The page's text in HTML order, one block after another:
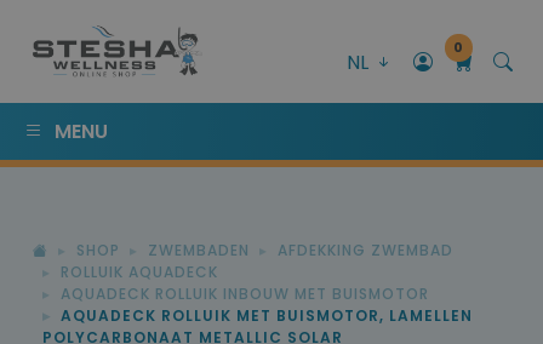
NL
0
MENU
SHOP ZWEMBADEN
AFDEKKING ZWEMBAD
ROLLUIK AQUADECK
AQUADECK ROLLUIK INBOUW MET BUISMOTOR
AQUADECK ROLLUIK MET BUISMOTOR, LAMELLEN
POLYCARBONAAT METALLIC SOLAR